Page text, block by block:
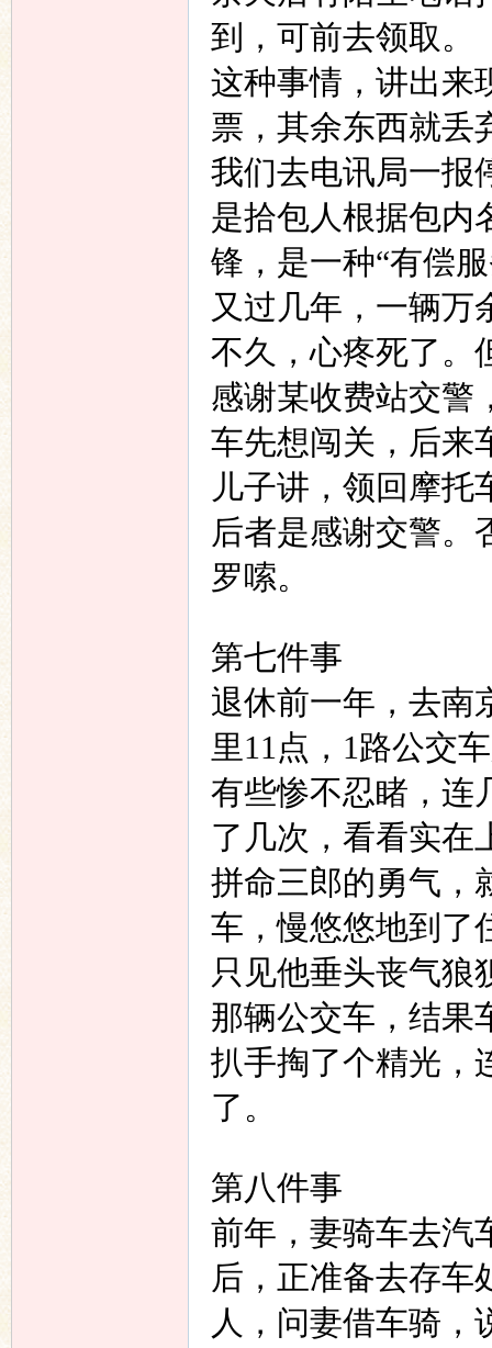
到，可前去领取。
这种事情，讲出来
票，其余东西就丢
我们去电讯局一报
是拾包人根据包内
锋，是一种“有偿
又过几年，一辆万
不久，心疼死了。
感谢某收费站交警
车先想闯关，后
儿子讲，领回摩托
后者是感谢交警。
罗嗦。
第七件事
退休前一年，去南
里11点， 1路公交
有些惨不忍睹，连
了几次，看看实在
拼命三郎的勇气，
车，慢悠悠地到了
只见他垂头丧气狼
那辆公交车，结果
扒手掏了个精光，
了。
第八件事
前年，妻骑车去汽
后，正准备去存车
人，问妻借车骑，